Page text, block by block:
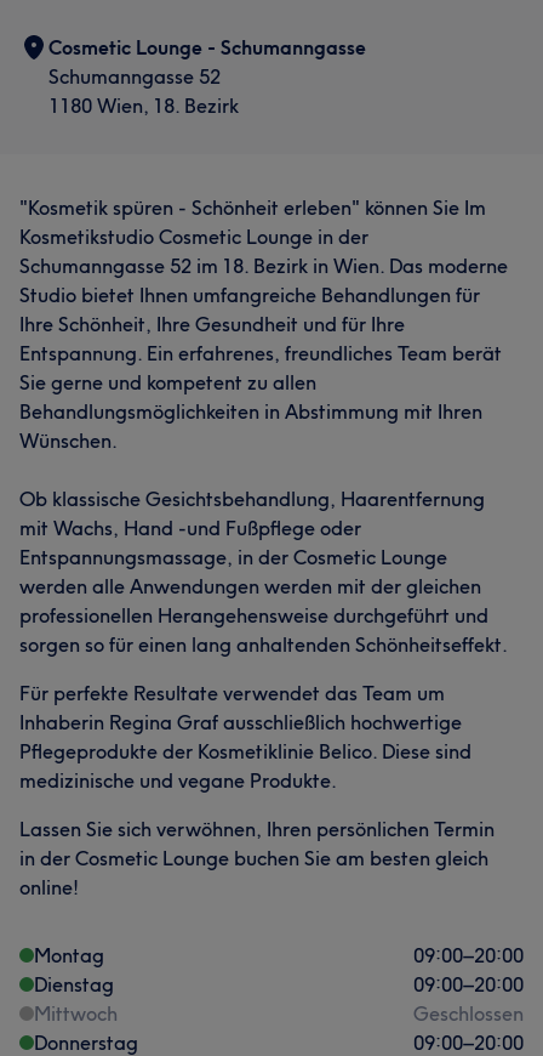
Cosmetic Lounge - Schumanngasse
Schumanngasse 52
1180 Wien, 18. Bezirk
"Kosmetik spüren - Schönheit erleben" können Sie Im
Kosmetikstudio Cosmetic Lounge in der
Schumanngasse 52 im 18. Bezirk in Wien. Das moderne
Studio bietet Ihnen umfangreiche Behandlungen für
Ihre Schönheit, Ihre Gesundheit und für Ihre
Entspannung. Ein erfahrenes, freundliches Team berät
Sie gerne und kompetent zu allen
Behandlungsmöglichkeiten in Abstimmung mit Ihren
Wünschen.
Ob klassische Gesichtsbehandlung, Haarentfernung
mit Wachs, Hand -und Fußpflege oder
Entspannungsmassage, in der Cosmetic Lounge
werden alle Anwendungen werden mit der gleichen
professionellen Herangehensweise durchgeführt und
sorgen so für einen lang anhaltenden Schönheitseffekt.
Für perfekte Resultate verwendet das Team um
Inhaberin Regina Graf ausschließlich hochwertige
Pflegeprodukte der Kosmetiklinie Belico. Diese sind
medizinische und vegane Produkte.
Lassen Sie sich verwöhnen, Ihren persönlichen Termin
in der Cosmetic Lounge buchen Sie am besten gleich
online!
Montag 09:00–20:00
Dienstag
09:00–20:00
Mittwoch
Geschlossen
Donnerstag
09:00–20:00